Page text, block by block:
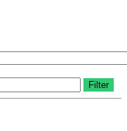
Filter